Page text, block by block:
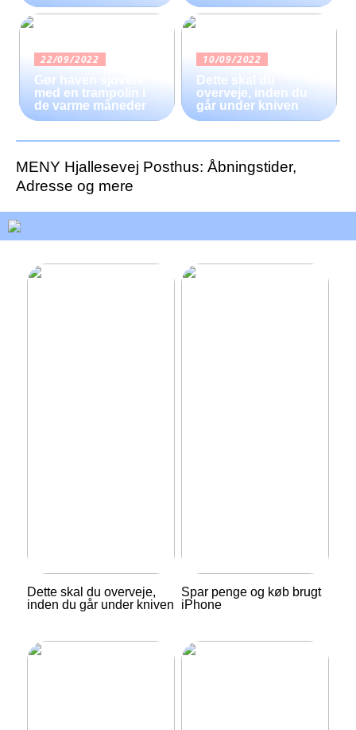
22/09/2022
Gør haven sjovere
med en trampolin i
de varme måneder
10/09/2022
Dette skal du
overveje, inden du
går under kniven
MENY Hjallesevej Posthus: Åbningstider,
Adresse og mere
Dette skal du overveje,
inden du går under kniven
Spar penge og køb brugt
iPhone